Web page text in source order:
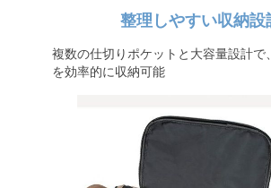
整理しやすい収納設
複数の仕切りポケットと大容量設計で
を効率的に収納可能